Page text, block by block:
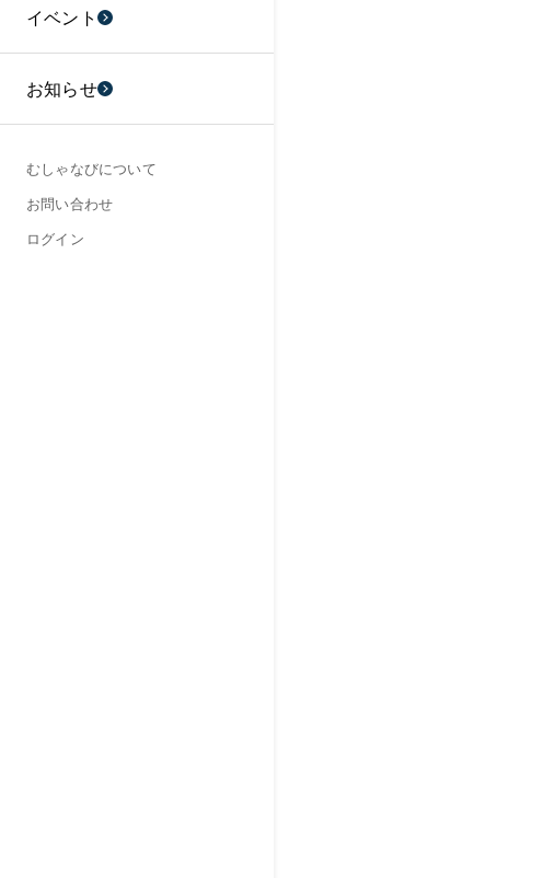
イベント
お知らせ
むしゃなびについて
お問い合わせ
ログイン